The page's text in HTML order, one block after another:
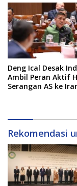
Deng Ical Desak
Ambil Peran Aktif
Serangan AS ke
Rekomendasi